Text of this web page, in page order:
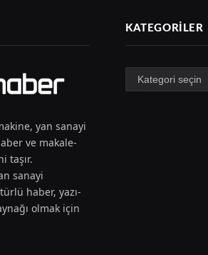
yan sanayi
ve makale-
taşır.
sanayi
haber, yazı-
olmak için
KATEGORILER
Kategoriler